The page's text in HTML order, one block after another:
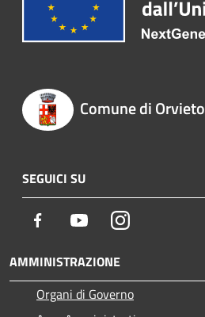
Comune di Orvieto
SEGUICI SU
Facebook YoutubeInstagram
AMMINISTRAZIONE
Organi di Governo